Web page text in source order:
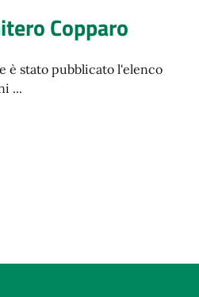
Copparo
è stato pubblicato l'elenco
...